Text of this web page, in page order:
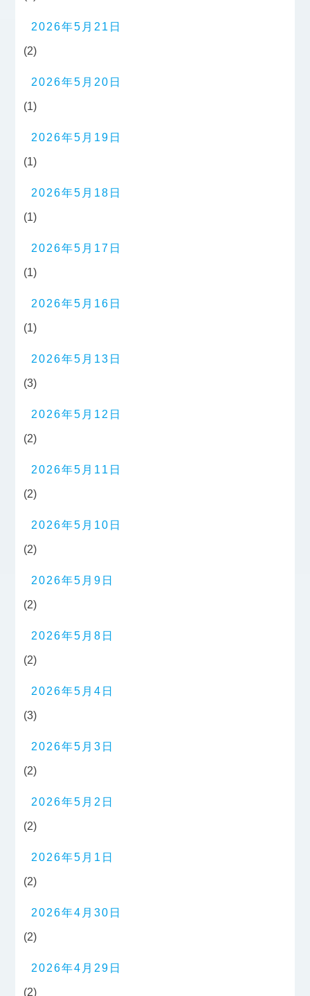
2026年5月21日
(2)
2026年5月20日
(1)
2026年5月19日
(1)
2026年5月18日
(1)
2026年5月17日
(1)
2026年5月16日
(1)
2026年5月13日
(3)
2026年5月12日
(2)
2026年5月11日
(2)
2026年5月10日
(2)
2026年5月9日
(2)
2026年5月8日
(2)
2026年5月4日
(3)
2026年5月3日
(2)
2026年5月2日
(2)
2026年5月1日
(2)
2026年4月30日
(2)
2026年4月29日
(2)